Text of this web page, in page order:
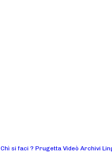
Chì si faci ? Prugetta Videò Archivi